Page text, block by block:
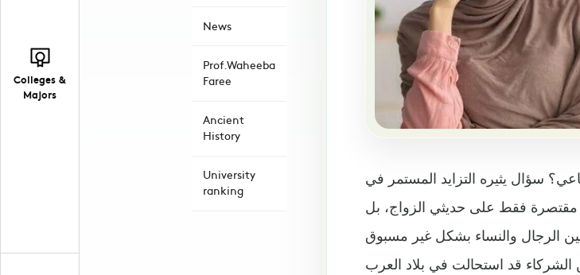
Colleges &
Majors
News
Prof.Waheeba
Faree
Ancient
History
University
ranking
سؤال يثيره التزايد المستمر في
مقتصرة فقط على حديثي الزواج، بل
الرجال والنساء بشكل غير مسبوق